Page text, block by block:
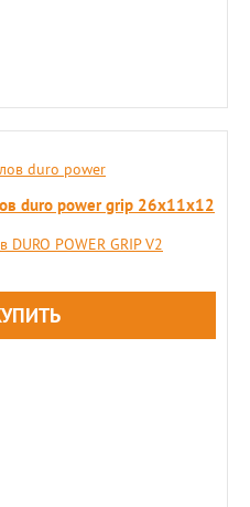
duro power grip 26x11х12
POWER GRIP V2